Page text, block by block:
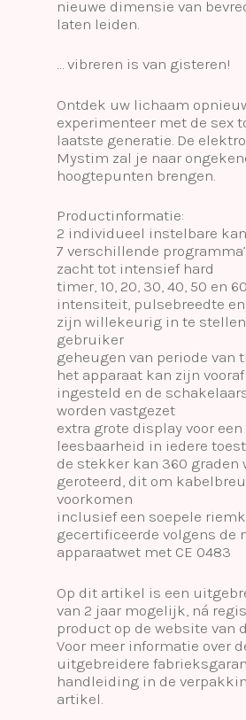
nieuwe dimensie van
laten leiden.
… vibreren is van gisteren!
Ontdek uw lichaam
experimenteer met de sex
laatste generatie. De
Mystim zal je naar
hoogtepunten brengen.
Productinformatie:
2 individueel instelbare
7 verschillende
zacht tot intensief hard
timer, 10, 20, 30, 40, 50 en
intensiteit, pulsebreedte
zijn willekeurig in te stellen
gebruiker
geheugen van periode van
het apparaat kan zijn
ingesteld en de
worden vastgezet
extra grote display voor
leesbaarheid in iedere
de stekker kan 360 graden
geroteerd, dit om
voorkomen
inclusief een soepele
gecertificeerde volgens de
apparaatwet met CE 0483
Op dit artikel is een
van 2 jaar mogelijk, ná
product op de website van
Voor meer informatie over
uitgebreidere
handleiding in de
artikel.